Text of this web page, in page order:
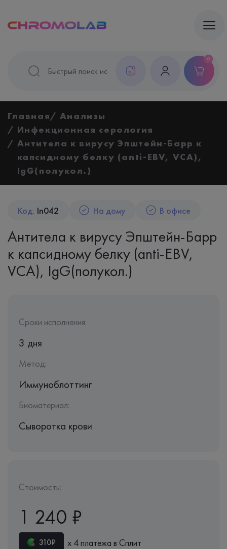
0
Главная
Анализы
Инфекционная серология
Антитела к вирусу Эпштейн-Барр к
капсидному белку (anti-EBV, VCA),
IgG(полукол.)
Код: In042 На дому В офисе
Антитела к вирусу Эпштейн-Барр
к капсидному белку (anti-EBV,
VCA), IgG(полукол.)
Сроки исполнения:
3 дня
Метод:
Иммуноблоттинг
Биоматериал:
Сыворотка крови
Стоимость:
1 240 ₽
310₽ х 4 платежа в Сплит